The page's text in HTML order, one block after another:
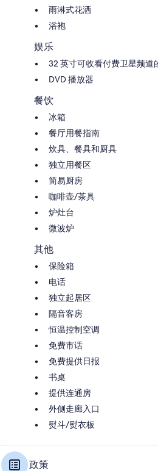
雨淋式花洒
浴袍
娱乐
32 英寸可收看付费卫星频道
DVD 播放器
餐饮
冰箱
餐厅用餐指南
炊具、餐具和厨具
独立用餐区
简易厨房
咖啡壶/茶具
炉灶台
微波炉
其他
保险箱
电话
独立起居区
隔音客房
恒温控制空调
免费市话
免费提供日报
书桌
提供连通房
外侧走廊入口
熨斗/熨衣板
政策